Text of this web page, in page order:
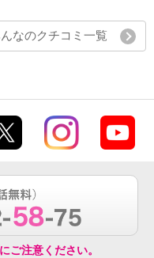
なのクチコミ一覧
ご注意ください。